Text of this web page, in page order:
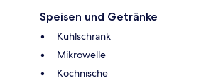
Speisen und Getränke
Kühlschrank
Mikrowelle
Kochnische